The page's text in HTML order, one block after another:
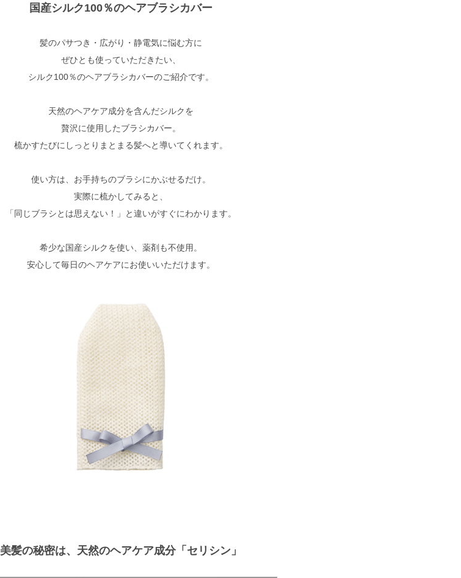
国産シルク100％のヘアブラシカバー
髪のパサつき・広がり・静電気に悩む方に
ぜひとも使っていただきたい、
シルク100％のヘアブラシカバーのご紹介です。
天然のヘアケア成分を含んだシルクを
贅沢に使用したブラシカバー。
梳かすたびにしっとりまとまる髪へと導いてくれます。
使い方は、お手持ちのブラシにかぶせるだけ。
実際に梳かしてみると、
「同じブラシとは思えない！」と違いがすぐにわかります。
希少な国産シルクを使い、薬剤も不使用。
安心して毎日のヘアケアにお使いいただけます。
美髪の秘密は、天然のヘアケア成分「セリシン」